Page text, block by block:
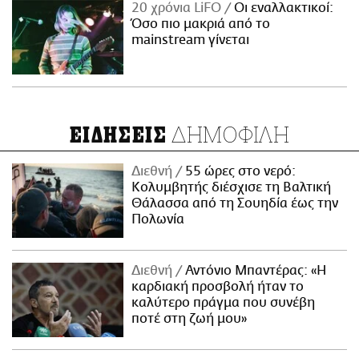
20 χρόνια LiFO
Οι εναλλακτικοί:
Όσο πιο μακριά από το
mainstream γίνεται
ΕΙΔΗΣΕΙΣ ΔΗΜΟΦΙΛΗ
Διεθνή
55 ώρες στο νερό:
Κολυμβητής διέσχισε τη Βαλτική
Θάλασσα από τη Σουηδία έως την
Πολωνία
Διεθνή
Αντόνιο Μπαντέρας: «Η
καρδιακή προσβολή ήταν το
καλύτερο πράγμα που συνέβη
ποτέ στη ζωή μου»